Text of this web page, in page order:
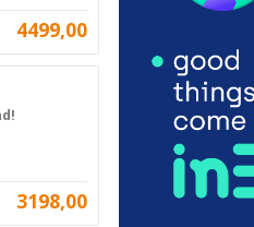
4499,00
3198,00